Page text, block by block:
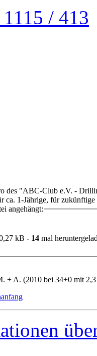
/ 413
des "ABC-Club e.V. -
ca. 1-Jährige, für
angehängt:
kB - 14 mal
+ A. (2010 bei 34+0 mit